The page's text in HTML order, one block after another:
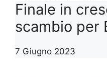
Finale in
scambio per
7 Giugno 2023